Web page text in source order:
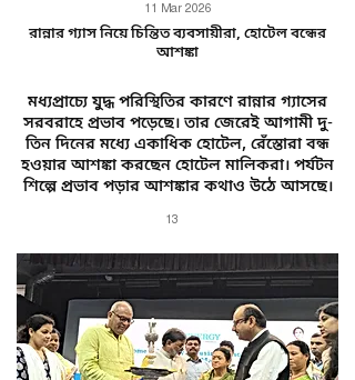
রান্নার গ্যাস নিয়ে চিন্তিত ব্যবসায়ীরা, হোটেল বন্ধের
আশঙ্কা
11 Mar 2026
মধ্যপ্রাচ্যে যুদ্ধ পরিস্থিতির কারণে রান্নার গ্যাসের
সরবরাহে প্রভাব পড়েছে। তার জেরেই আগামী দু-
তিন দিনের মধ্যে একাধিক হোটেল, রেঁস্তোরা বন্ধ
হওয়ার আশঙ্কা করছেন হোটেল মালিকরা। পর্যটন
শিল্পে প্রভাব পড়ার আশঙ্কার কথাও উঠে আসছে।
13